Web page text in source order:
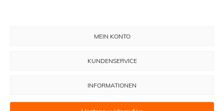
MEIN KONTO
KUNDENSERVICE
INFORMATIONEN